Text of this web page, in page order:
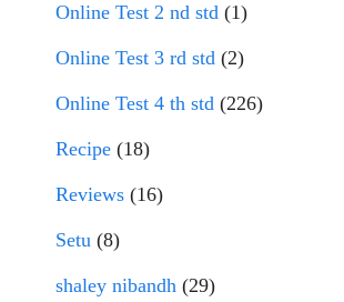
Online Test 2 nd std (1)
Online Test 3 rd std (2)
Online Test 4 th std (226)
Recipe (18)
Reviews (16)
Setu (8)
shaley nibandh (29)